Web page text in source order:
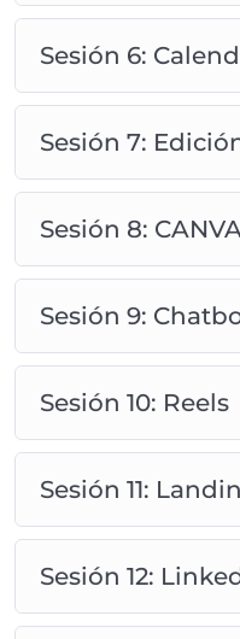
Sesión 6:
Sesión 7:
Sesión 8:
Sesión 9:
Sesión 10: Reels
Sesión 11:
Sesión 12: